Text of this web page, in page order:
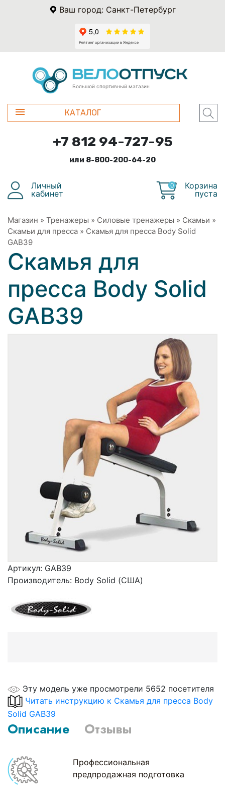
Ваш город: Санкт-Петербург
Большой спортивный магазин
КАТАЛОГ
+7 812 94-727-95
или 8-800-200-64-20
Личный
кабинет
0
Корзина
пуста
Магазин » Тренажеры » Силовые тренажеры » Скамьи »
Скамьи для пресса » Скамья для пресса Body Solid
GAB39
Скамья для
пресса Body Solid
GAB39
Артикул: GAB39
Производитель: Body Solid (США)
Эту модель уже просмотрели 5652 посетителя
Читать инструкцию к Скамья для пресса Body
Solid GAB39
Описание Отзывы
Профессиональная
предпродажная подготовка